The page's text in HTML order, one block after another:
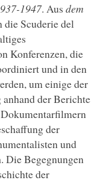
1947. Aus dem
die Scuderie del
Konferenzen, die
und in den
um einige der
der Berichte
der
und
Die Begegnungen
der